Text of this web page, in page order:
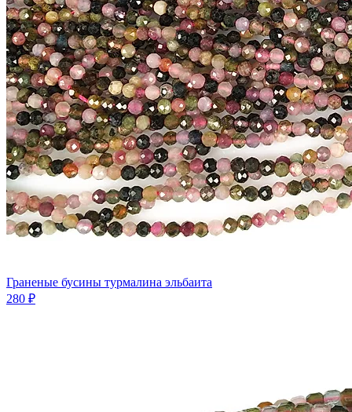
Граненые бусины турмалина эльбаита
280 ₽